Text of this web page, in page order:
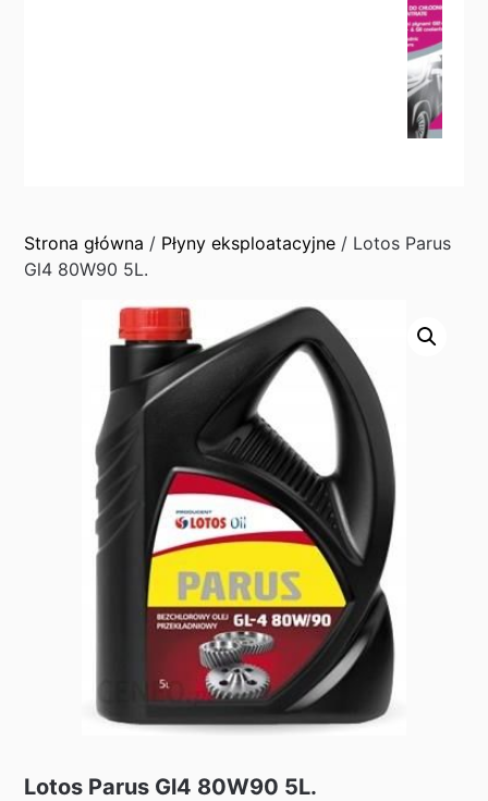
Strona główna / Płyny eksploatacyjne / Lotos Parus
Gl4 80W90 5L.
Lotos Parus Gl4 80W90 5L.